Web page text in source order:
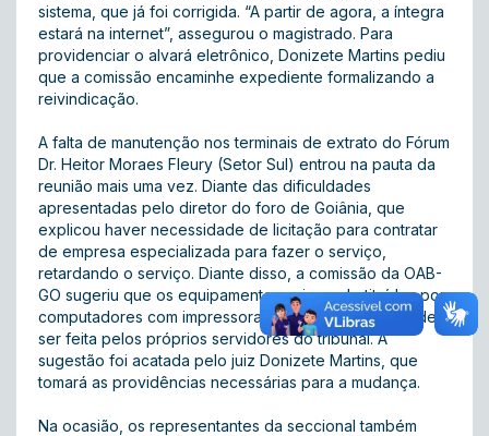
sistema, que já foi corrigida. “A partir de agora, a íntegra
estará na internet”, assegurou o magistrado. Para
providenciar o alvará eletrônico, Donizete Martins pediu
que a comissão encaminhe expediente formalizando a
reivindicação.
A falta de manutenção nos terminais de extrato do Fórum
Dr. Heitor Moraes Fleury (Setor Sul) entrou na pauta da
reunião mais uma vez. Diante das dificuldades
apresentadas pelo diretor do foro de Goiânia, que
explicou haver necessidade de licitação para contratar
de empresa especializada para fazer o serviço,
retardando o serviço. Diante disso, a comissão da OAB-
GO sugeriu que os equipamentos sejam substituídos por
computadores com impressora, cuja manutenção pode
ser feita pelos próprios servidores do tribunal. A
sugestão foi acatada pelo juiz Donizete Martins, que
tomará as providências necessárias para a mudança.
Na ocasião, os representantes da seccional também